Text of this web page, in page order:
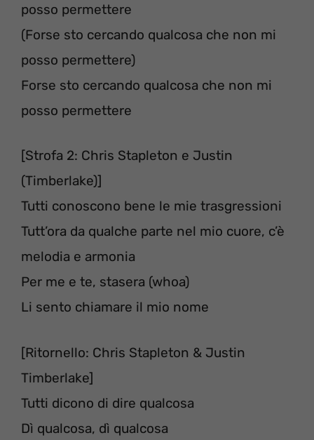
posso permettere
(Forse sto cercando qualcosa che non mi
posso permettere)
Forse sto cercando qualcosa che non mi
posso permettere
[Strofa 2: Chris Stapleton e Justin
(Timberlake)]
Tutti conoscono bene le mie trasgressioni
Tutt’ora da qualche parte nel mio cuore, c’è
melodia e armonia
Per me e te, stasera (whoa)
Li sento chiamare il mio nome
[Ritornello: Chris Stapleton & Justin
Timberlake]
Tutti dicono di dire qualcosa
Dì qualcosa, dì qualcosa